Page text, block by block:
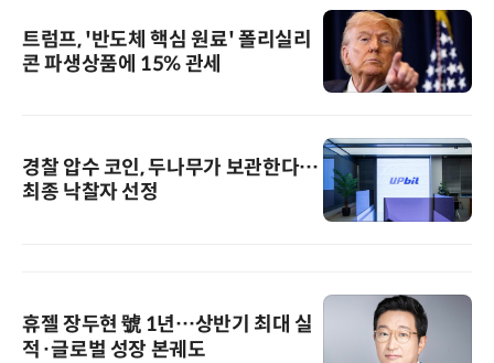
트럼프, '반도체 핵심 원료' 폴리실리
콘 파생상품에 15% 관세
경찰 압수 코인, 두나무가 보관한다…
최종 낙찰자 선정
휴젤 장두현 號 1년…상반기 최대 실
적·글로벌 성장 본궤도